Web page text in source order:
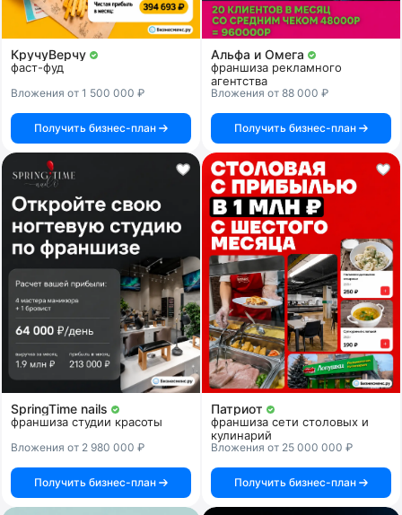
КручуВерчу
фаст-фуд
Вложения от 1 500 000 ₽
Получить бизнес-план
Альфа и Омега
франшиза рекламного
агентства
Вложения от 88 000 ₽
Получить бизнес-план
SpringTime nails
франшиза студии красоты
Вложения от 2 980 000 ₽
Получить бизнес-план
Патриот
франшиза сети столовых и
кулинарий
Вложения от 25 000 000 ₽
Получить бизнес-план